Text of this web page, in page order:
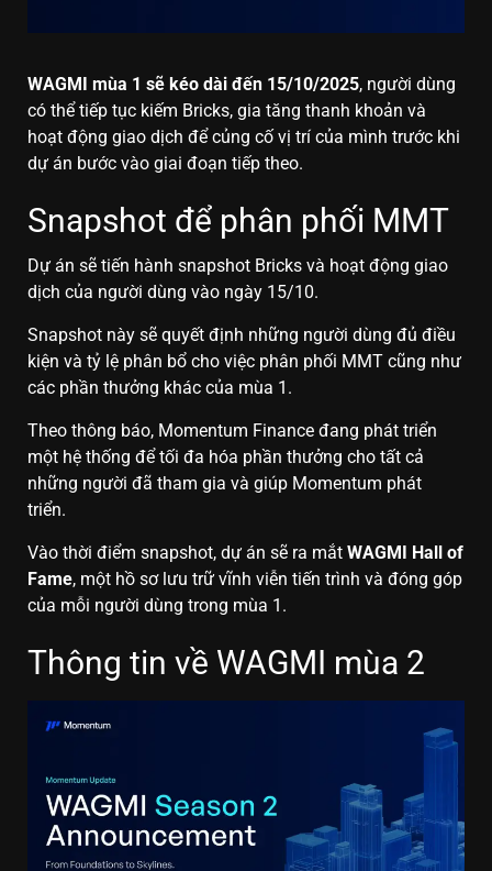
WAGMI mùa 1 sẽ kéo dài đến 15/10/2025, người dùng
có thể tiếp tục kiếm Bricks, gia tăng thanh khoản và
hoạt động giao dịch để củng cố vị trí của mình trước khi
dự án bước vào giai đoạn tiếp theo.
Snapshot để phân phối MMT
Dự án sẽ tiến hành snapshot Bricks và hoạt động giao
dịch của người dùng vào ngày 15/10.
Snapshot này sẽ quyết định những người dùng đủ điều
kiện và tỷ lệ phân bổ cho việc phân phối MMT cũng như
các phần thưởng khác của mùa 1.
Theo thông báo, Momentum Finance đang phát triển
một hệ thống để tối đa hóa phần thưởng cho tất cả
những người đã tham gia và giúp Momentum phát
triển.
Vào thời điểm snapshot, dự án sẽ ra mắt WAGMI Hall of
Fame, một hồ sơ lưu trữ vĩnh viễn tiến trình và đóng góp
của mỗi người dùng trong mùa 1.
Thông tin về WAGMI mùa 2